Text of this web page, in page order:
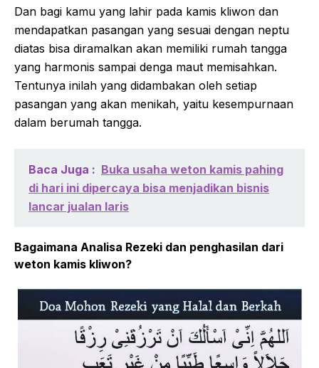
Dan bagi kamu yang lahir pada kamis kliwon dan
mendapatkan pasangan yang sesuai dengan neptu
diatas bisa diramalkan akan memiliki rumah tangga
yang harmonis sampai denga maut memisahkan.
Tentunya inilah yang didambakan oleh setiap
pasangan yang akan menikah, yaitu kesempurnaan
dalam berumah tangga.
Baca Juga : Buka usaha weton kamis pahing
di hari ini dipercaya bisa menjadikan bisnis
lancar jualan laris
Bagaimana Analisa Rezeki dan penghasilan dari
weton kamis kliwon?